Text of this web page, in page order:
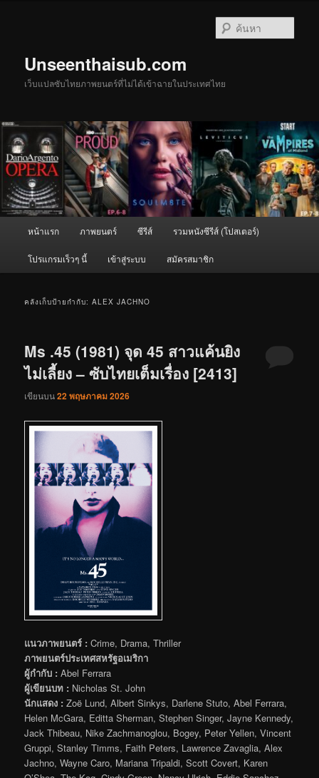
Unseenthaisub.com
เว็บแปลซับไทยภาพยนตร์ที่ไม่ได้เข้าฉายในประเทศไทย
หน้าแรก ภาพยนตร์ ซีรีส์ รวมหนังซีรีส์ (โปสเตอร์)
โปรแกรมเร็วๆ นี้ เข้าสู่ระบบ สมัครสมาชิก
คลังเก็บป้ายกำกับ:ALEX JACHNO
Ms .45 (1981) จุด 45 สาวแค้นยิง
ไม่เลี้ยง – ซับไทยเต็มเรื่อง [2413]
เขียนบน22 พฤษภาคม 2026
แนวภาพยนตร์ : Crime, Drama, Thriller
ภาพยนตร์ประเทศสหรัฐอเมริกา
ผู้กำกับ : Abel Ferrara
ผู้เขียนบท : Nicholas St. John
นักแสดง : Zoë Lund, Albert Sinkys, Darlene Stuto, Abel Ferrara,
Helen McGara, Editta Sherman, Stephen Singer, Jayne Kennedy,
Jack Thibeau, Nike Zachmanoglou, Bogey, Peter Yellen, Vincent
Gruppi, Stanley Timms, Faith Peters, Lawrence Zavaglia, Alex
Jachno, Wayne Caro, Mariana Tripaldi, Scott Covert, Karen